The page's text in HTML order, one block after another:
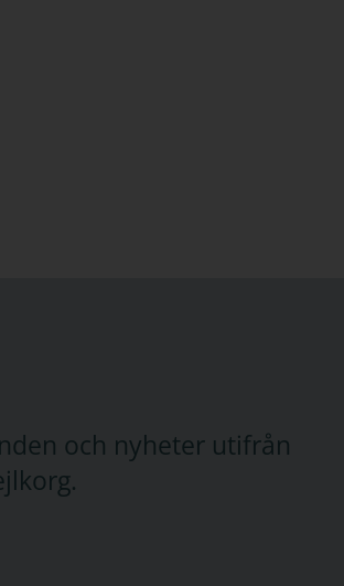
och nyheter utifrån